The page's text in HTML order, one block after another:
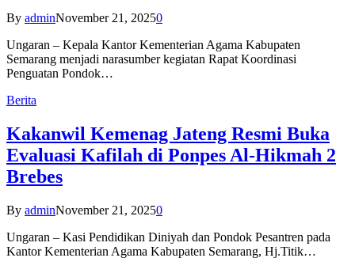
By adminNovember 21, 20250
Ungaran – Kepala Kantor Kementerian Agama Kabupaten
Semarang menjadi narasumber kegiatan Rapat Koordinasi
Penguatan Pondok…
Berita
Kakanwil Kemenag Jateng Resmi Buka
Evaluasi Kafilah di Ponpes Al-Hikmah 2
Brebes
By adminNovember 21, 20250
Ungaran – Kasi Pendidikan Diniyah dan Pondok Pesantren pada
Kantor Kementerian Agama Kabupaten Semarang, Hj.Titik…